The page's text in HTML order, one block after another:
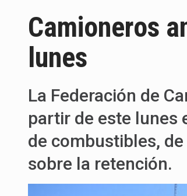
Camioneros
lunes
La Federación de
partir de este lunes
de combustibles,
sobre la retención.